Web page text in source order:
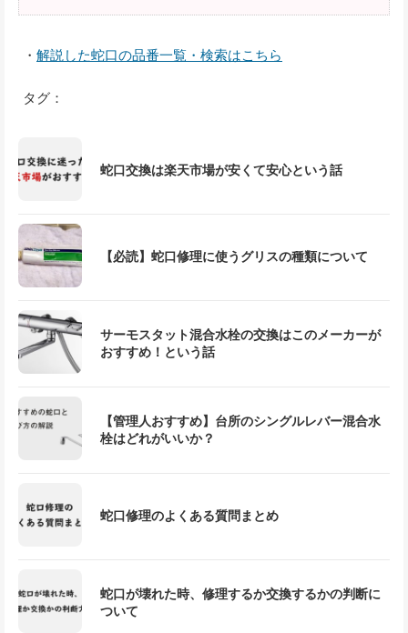
・ 解説した蛇口の品番一覧・検索はこちら
タグ：
蛇口交換は楽天市場が安くて安心という話
【必読】蛇口修理に使うグリスの種類について
サーモスタット混合水栓の交換はこのメーカーが
おすすめ！という話
【管理人おすすめ】台所のシングルレバー混合水
栓はどれがいいか？
蛇口修理のよくある質問まとめ
蛇口が壊れた時、修理するか交換するかの判断に
ついて